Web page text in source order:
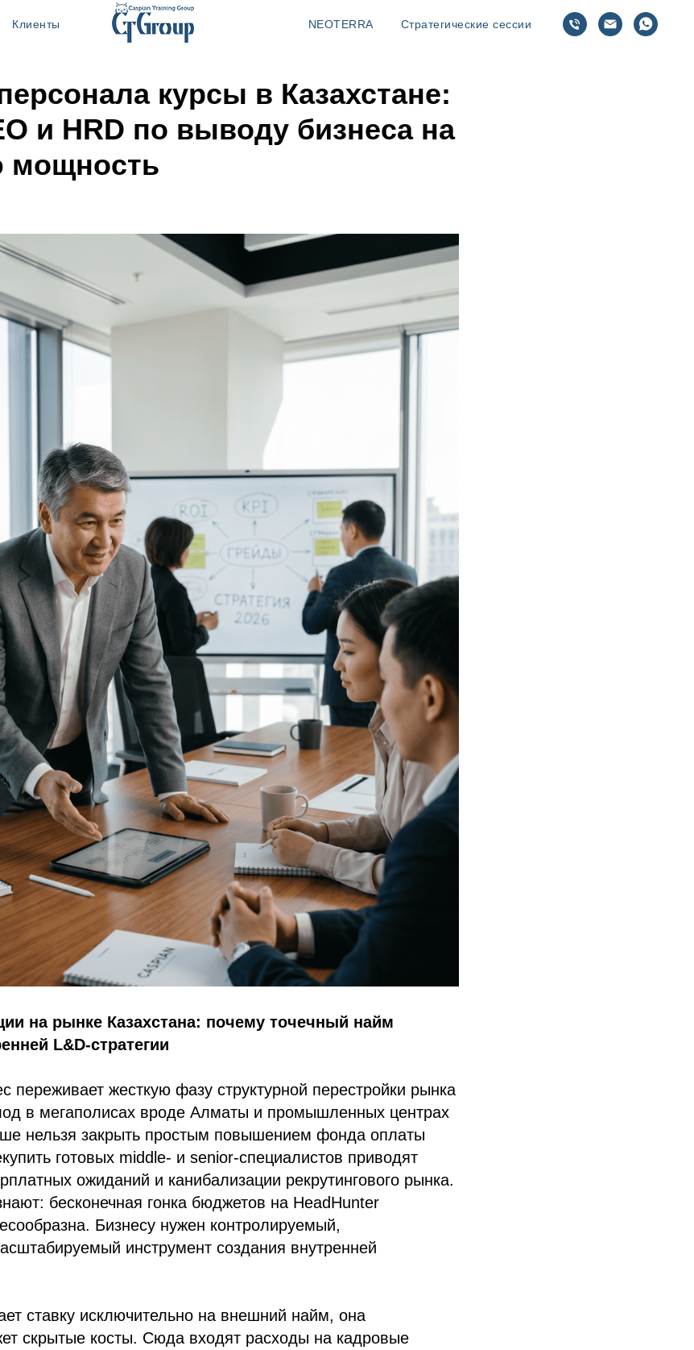
Клиенты NEOTERRA Стратегические сессии
курсы в Казахстане:
и HRD по выводу бизнеса на
мощность
на рынке Казахстана: почему точечный найм
L&D-стратегии
переживает жесткую фазу структурной перестройки рынка
в мегаполисах вроде Алматы и промышленных центрах
нельзя закрыть простым повышением фонда оплаты
готовых middle- и senior-специалистов приводят
ожиданий и канибализации рекрутингового рынка.
бесконечная гонка бюджетов на HeadHunter
Бизнесу нужен контролируемый,
инструмент создания внутренней
ставку исключительно на внешний найм, она
скрытые косты. Сюда входят расходы на кадровые